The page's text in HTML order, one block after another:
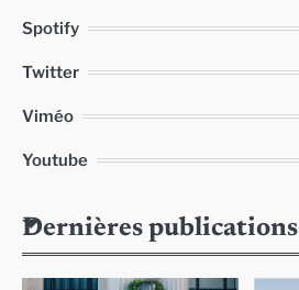
Spotify
Twitter
Viméo
Youtube
Dernières publications